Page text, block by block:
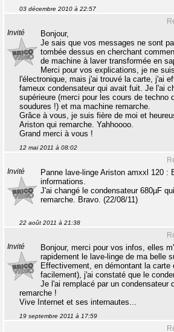
03 décembre 2010 à 22:57
Invité
Bonjour,
Je sais que vos messages ne sont
tombée dessus en cherchant
de machine à laver transformée en
Merci pour vos explications, je ne
l'électronique, mais j'ai trouvé la carte, j'ai
fameux condensateur qui avait fuit. Je l'ai
supérieure (merci pour les cours de techno
soudures !) et ma machine remarche.
Grâce à vous, je suis fière de moi et
Ariston qui remarche. Yahhoooo.
Grand merci à vous !
12 mai 2011 à 08:02
Invité
Panne lave-linge Ariston amxxl 120 :
informations.
J'ai changé le condensateur 680µF
remarche. Bravo. (22/08/11)
22 août 2011 à 21:38
Invité
Bonjour, merci pour vos infos, elles
rapidement le lave-linge de ma belle
Effectivement, en démontant la carte
facilement), j'ai constaté que le
Je l'ai remplacé par un condensateur
remarche !
Vive Internet et ses internautes...
19 septembre 2011 à 17:59